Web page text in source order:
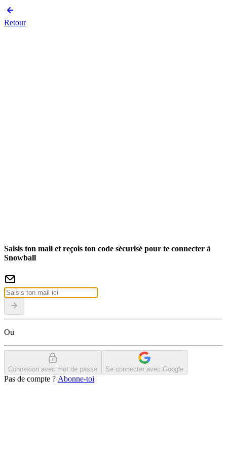
Retour
Saisis ton mail et reçois ton code sécurisé pour te connecter à
Snowball
Ou
Connexion avec mot de passe Se connecter avec Google
Pas de compte ? Abonne-toi